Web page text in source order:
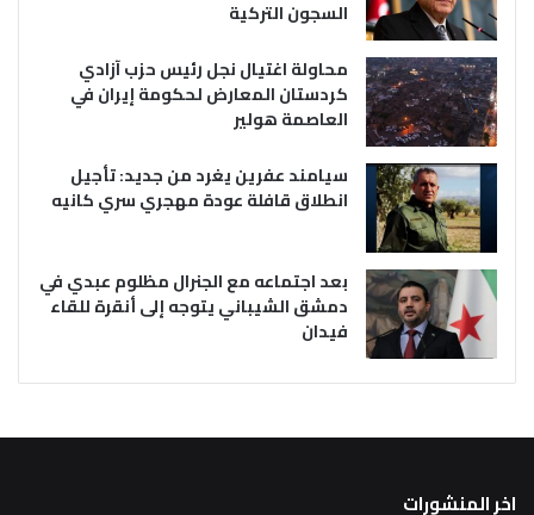
السجون التركية
محاولة اغتيال نجل رئيس حزب آزادي
كردستان المعارض لحكومة إيران في
العاصمة هولير
سيامند عفرين يغرد من جديد: تأجيل
انطلاق قافلة عودة مهجري سري كانيه
بعد اجتماعه مع الجنرال مظلوم عبدي في
دمشق الشيباني يتوجه إلى أنقرة للقاء
فيدان
اخر المنشورات